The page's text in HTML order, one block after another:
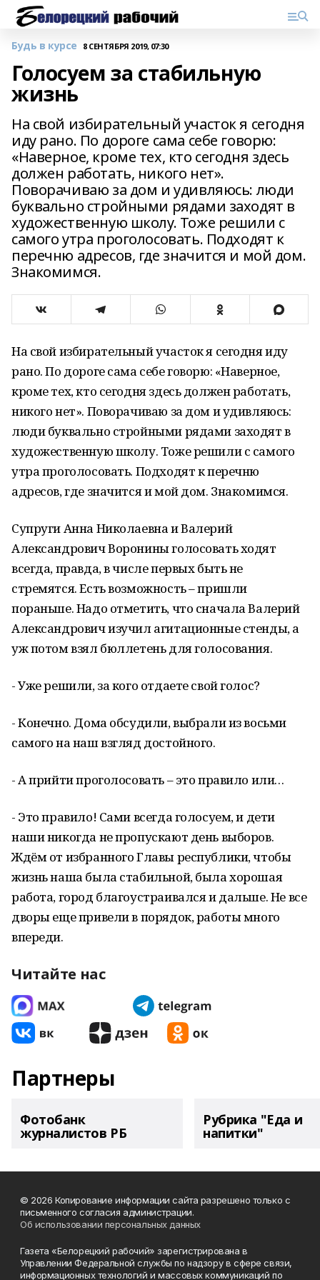
Будь в курсе 8 СЕНТЯБРЯ 2019, 07:30
Голосуем за стабильную
жизнь
На свой избирательный участок я сегодня
иду рано. По дороге сама себе говорю:
«Наверное, кроме тех, кто сегодня здесь
должен работать, никого нет».
Поворачиваю за дом и удивляюсь: люди
буквально стройными рядами заходят в
художественную школу. Тоже решили с
самого утра проголосовать. Подходят к
перечню адресов, где значится и мой дом.
Знакомимся.
На свой избирательный участок я сегодня иду
рано. По дороге сама себе говорю: «Наверное,
кроме тех, кто сегодня здесь должен работать,
никого нет». Поворачиваю за дом и удивляюсь:
люди буквально стройными рядами заходят в
художественную школу. Тоже решили с самого
утра проголосовать. Подходят к перечню
адресов, где значится и мой дом. Знакомимся.
Супруги Анна Николаевна и Валерий
Александрович Воронины голосовать ходят
всегда, правда, в числе первых быть не
стремятся. Есть возможность – пришли
пораньше. Надо отметить, что сначала Валерий
Александрович изучил агитационные стенды, а
уж потом взял бюллетень для голосования.
- Уже решили, за кого отдаете свой голос?
- Конечно. Дома обсудили, выбрали из восьми
самого на наш взгляд достойного.
- А прийти проголосовать – это правило или…
- Это правило! Сами всегда голосуем, и дети
наши никогда не пропускают день выборов.
Ждём от избранного Главы республики, чтобы
жизнь наша была стабильной, была хорошая
работа, город благоустраивался и дальше. Не все
дворы еще привели в порядок, работы много
впереди.
Читайте нас
Партнеры
Фотобанк
журналистов РБ
Рубрика "Еда и
напитки"
© 2026 Копирование информации сайта разрешено только с
письменного согласия администрации.
Об использовании персональных данных
Газета «Белорецкий рабочий» зарегистрирована в
Управлении Федеральной службы по надзору в сфере связи,
информационных технологий и массовых коммуникаций по